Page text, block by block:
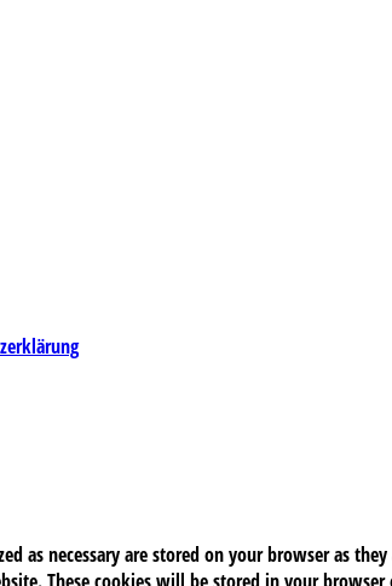
as necessary are stored on your browser as